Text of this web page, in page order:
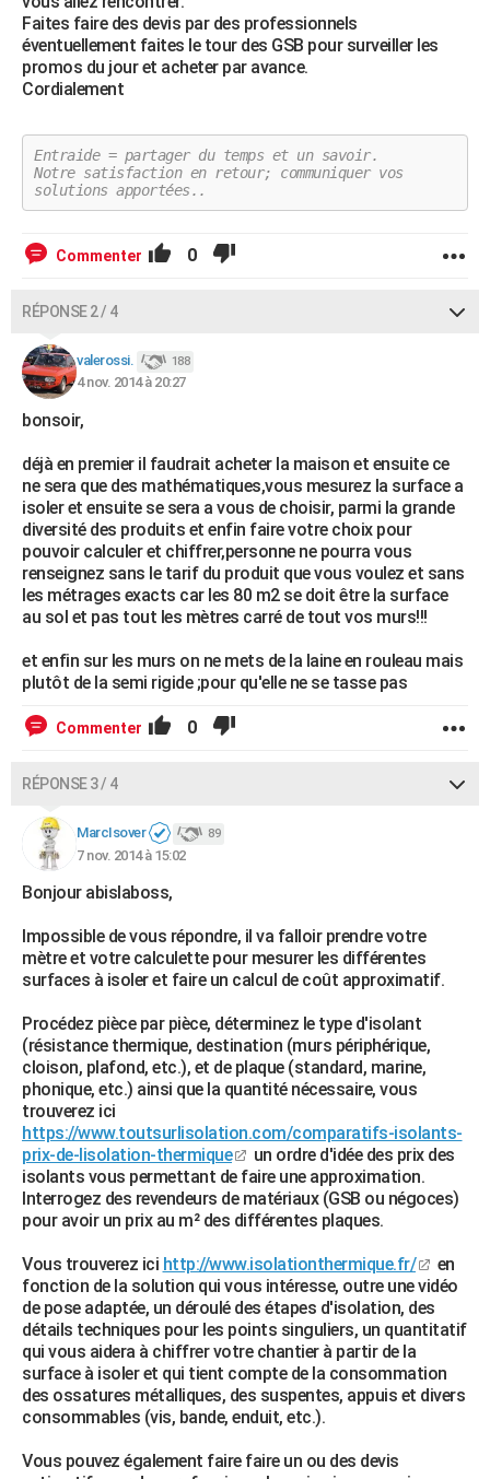
Faites faire des devis par des professionnels
éventuellement faites le tour des GSB pour surveiller les
promos du jour et acheter par avance.
Cordialement
Entraide = partager du temps et un savoir.
Notre satisfaction en retour; communiquer vos
solutions apportées..
Commenter 0
RÉPONSE 2 / 4
valerossi. 188
4 nov. 2014 à 20:27
bonsoir,
déjà en premier il faudrait acheter la maison et ensuite ce
ne sera que des mathématiques,vous mesurez la surface a
isoler et ensuite se sera a vous de choisir, parmi la grande
diversité des produits et enfin faire votre choix pour
pouvoir calculer et chiffrer,personne ne pourra vous
renseignez sans le tarif du produit que vous voulez et sans
les métrages exacts car les 80 m2 se doit être la surface
au sol et pas tout les mètres carré de tout vos murs!!!
et enfin sur les murs on ne mets de la laine en rouleau mais
plutôt de la semi rigide ;pour qu'elle ne se tasse pas
Commenter 0
RÉPONSE 3 / 4
MarcIsover 89
7 nov. 2014 à 15:02
Bonjour abislaboss,
Impossible de vous répondre, il va falloir prendre votre
mètre et votre calculette pour mesurer les différentes
surfaces à isoler et faire un calcul de coût approximatif.
Procédez pièce par pièce, déterminez le type d'isolant
(résistance thermique, destination (murs périphérique,
cloison, plafond, etc.), et de plaque (standard, marine,
phonique, etc.) ainsi que la quantité nécessaire, vous
trouverez ici
https://www.toutsurlisolation.com/comparatifs-isolants-
prix-de-lisolation-thermique
un ordre d'idée des prix des
isolants vous permettant de faire une approximation.
Interrogez des revendeurs de matériaux (GSB ou négoces)
pour avoir un prix au m² des différentes plaques.
Vous trouverez ici http://www.isolationthermique.fr/
en
fonction de la solution qui vous intéresse, outre une vidéo
de pose adaptée, un déroulé des étapes d'isolation, des
détails techniques pour les points singuliers, un quantitatif
qui vous aidera à chiffrer votre chantier à partir de la
surface à isoler et qui tient compte de la consommation
des ossatures métalliques, des suspentes, appuis et divers
consommables (vis, bande, enduit, etc.).
Vous pouvez également faire faire un ou des devis